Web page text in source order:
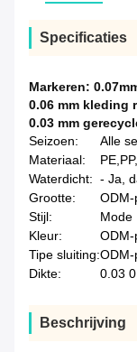
Specificaties
Markeren:
0.06 mm kleding
0.03 mm
Seizoen:
Alle
Materiaal:
Waterdicht: - Ja,
Grootte:
Stijl:
Mode
Kleur:
Tipe sluiting:
Dikte:
0.03
Beschrijving